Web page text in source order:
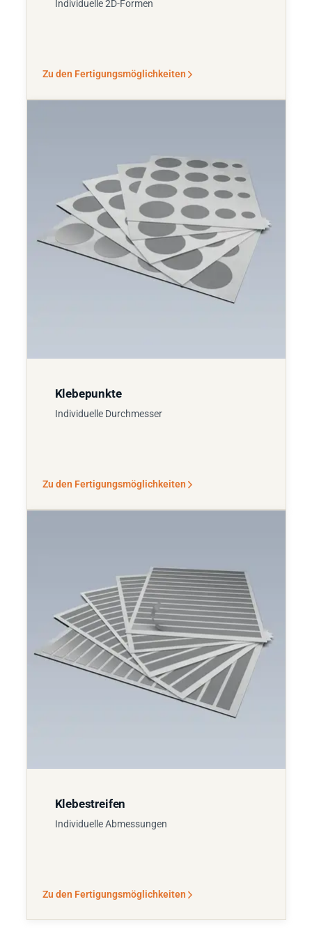
Individuelle 2D-Formen
Zu den Fertigungsmöglichkeiten
Klebepunkte
Individuelle Durchmesser
Zu den Fertigungsmöglichkeiten
Klebestreifen
Individuelle Abmessungen
Zu den Fertigungsmöglichkeiten